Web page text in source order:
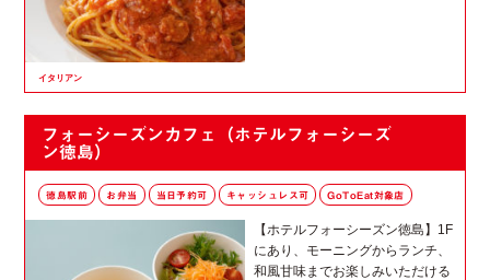
イタリアン
フォーシーズンカフェ（ホテルフォーシーズ
ン徳島）
徳島駅前 お弁当 当日予約可 キャッシュレス可 GoToEat対象店
【ホテルフォーシーズン徳島】1F
にあり、モーニングからランチ、
和風甘味までお楽しみいただける